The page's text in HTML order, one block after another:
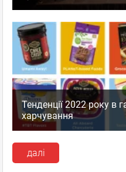
Тенденції 2022 року в
харчування
далі